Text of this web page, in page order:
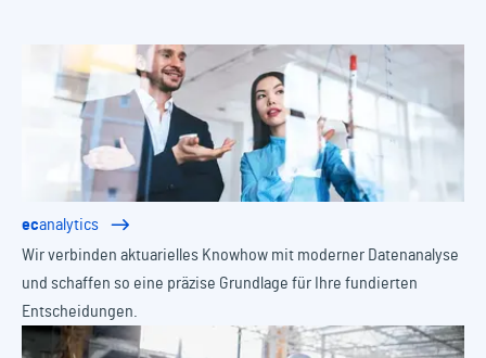
ecanalytics
Wir verbinden aktuarielles Knowhow mit moderner Datenanalyse
und schaffen so eine präzise Grundlage für Ihre fundierten
Entscheidungen.